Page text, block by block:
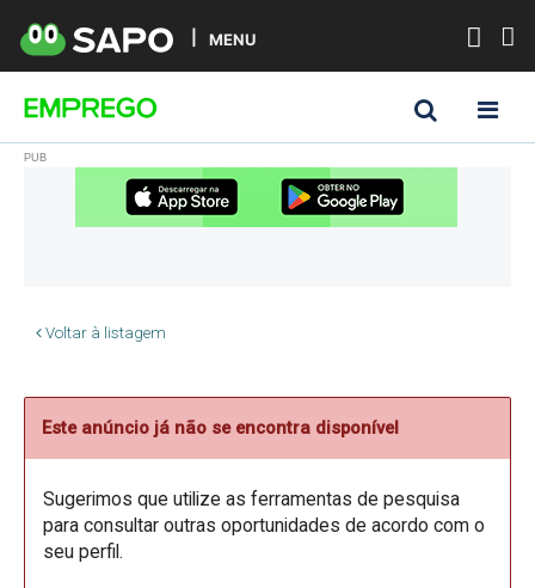
MENU
Voltar à listagem
Este anúncio já não se encontra disponível
Sugerimos que utilize as ferramentas de pesquisa
para consultar outras oportunidades de acordo com o
seu perfil.